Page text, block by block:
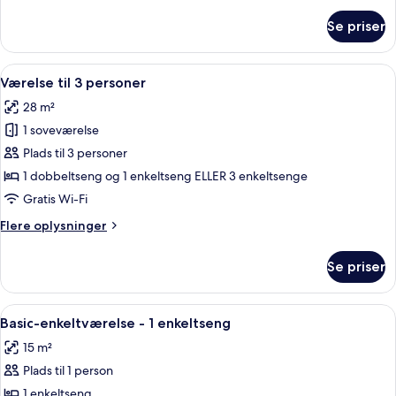
dobbeltværelse
1
Se priser
Indlæs
alle
billeder
af
Værelse
til
3
Et hotelværelse med to senge, en
6
Værelse til 3 personer
28 m²
1 soveværelse
Plads til 3 personer
1 dobbeltseng og 1 enkeltseng ELLER 3 enkeltsenge
Gratis Wi-Fi
Flere oplysninger
Flere
til
personer
Se priser
Indlæs
alle
billeder
af
Et soveværelse med en seng, et
5
Basic-enkeltværelse - 1 enkeltseng
15 m²
Plads til 1 person